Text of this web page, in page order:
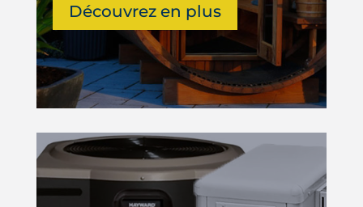
Découvrez en plus